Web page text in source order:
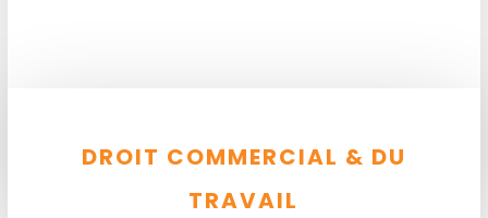
DROIT COMMERCIAL & DU
TRAVAIL